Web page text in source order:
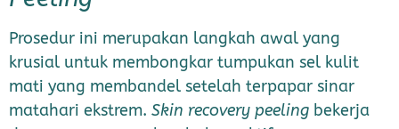
Prosedur ini merupakan langkah awal yang
krusial untuk membongkar tumpukan sel kulit
mati yang membandel setelah terpapar sinar
matahari ekstrem. Skin recovery peeling bekerja